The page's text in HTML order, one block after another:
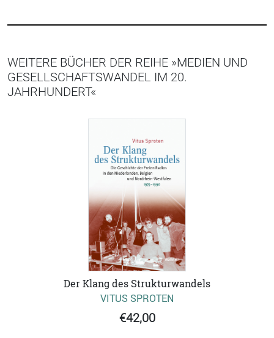
WEITERE BÜCHER DER REIHE »MEDIEN UND
GESELLSCHAFTSWANDEL IM 20.
JAHRHUNDERT«
Der Klang des Strukturwandels
VITUS SPROTEN
€42,00